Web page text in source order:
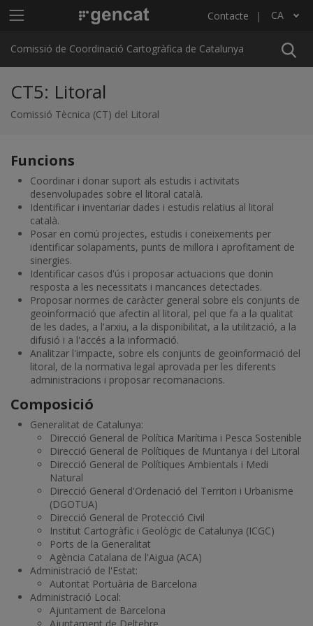
Menú principal C4 Contacte CA
Llista les accions addicionals
Comissió de Coordinació Cartogràfica de Catalunya
CT5: Litoral
Comissió Tècnica (CT) del Litoral
Funcions
Coordinar i donar suport als estudis i activitats
desenvolupades sobre el litoral català.
Identificar i inventariar dades i estudis relatius al litoral
català.
Posar en comú projectes, estudis i coneixements per
identificar solapaments, punts de millora i aprofitament de
sinergies.
Identificar casos d'ús i proposar actuacions que donin
resposta a les necessitats i mancances detectades.
Proposar normes de caràcter general sobre els conjunts de
geoinformació que afectin al litoral, pel que fa a la qualitat
de les dades, a l'arxiu, a la disponibilitat, a la utilització, a la
difusió i a l'accés a la informació.
Analitzar l'impacte, sobre els conjunts de geoinformació del
litoral, de la normativa legal aprovada per les diferents
administracions i proposar recomanacions.
Composició
Generalitat de Catalunya:
Direcció General de Política Marítima i Pesca Sostenible
Direcció General de Polítiques de Muntanya i del Litoral
Direcció General de Polítiques Ambientals i Medi
Natural
Direcció General d'Ordenació del Territori i Urbanisme
(DGOTUA)
Direcció General de Protecció Civil
Institut Cartogràfic i Geològic de Catalunya (ICGC)
Ports de la Generalitat
Agència Catalana de l'Aigua (ACA)
Administració de l'Estat:
Autoritat Portuària de Barcelona
Administració Local:
Ajuntament de Barcelona